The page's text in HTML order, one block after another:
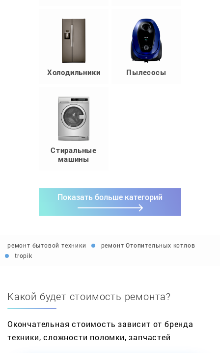
Холодильники Пылесосы
Стиральные
машины
Показать больше категорий
ремонт бытовой техники
ремонт Отопительных котлов
tropik
Какой будет стоимость ремонта?
Окончательная стоимость зависит от бренда
техники, сложности поломки, запчастей